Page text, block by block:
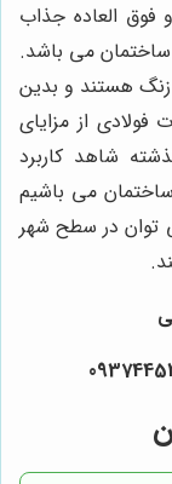
العاده جذاب
می باشد.
هستند و بدین
از مزایای
شاهد کاربرد
می باشیم
توان در سطح شهر